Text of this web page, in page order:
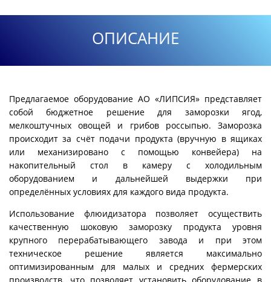
ОПИСАНИЕ
Предлагаемое оборудование АО «ЛИПСИЯ» представляет
собой бюджетное решение для заморозки ягод,
мелкоштучных овощей и грибов россыпью. Заморозка
происходит за счёт подачи продукта (вручную в ящиках
или механизировано с помощью конвейера) на
накопительный стол в камеру с холодильным
оборудованием и дальнейшей выдержки при
определённых условиях для каждого вида продукта.
Использование флюидизатора позволяет осуществить
качественную шоковую заморозку продукта уровня
крупного перерабатывающего завода и при этом
техническое решение является максимально
оптимизированным для малых и средних фермерских